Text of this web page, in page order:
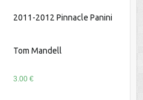
2011-2012 Pinnacle Panini
Tom Mandell
3.00 €